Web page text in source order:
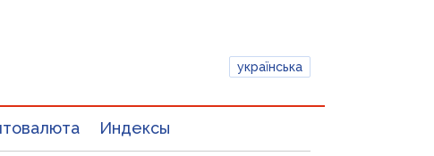
українська
Индексы